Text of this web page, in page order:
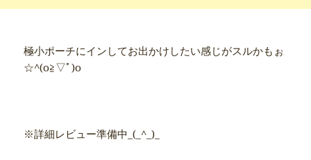
極小ポーチにインしてお出かけしたい感じがスルかもぉ
☆^(o≧▽ﾟ)o
※詳細レビュー準備中_(_^_)_